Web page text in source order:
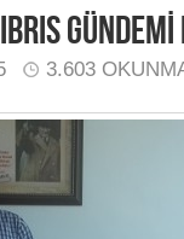
3.603